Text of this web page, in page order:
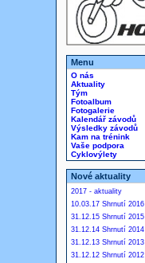
Menu
O nás
Aktuality
Tým
Fotoalbum
Fotogalerie
Kalendář závodů
Výsledky závodů
Kam na trénink
Vaše podpora
Cyklovýlety
Nové aktuality
2017 - aktuality
10.03.17 Shrnutí 2016
31.12.15 Shrnutí 2015
31.12.14 Shrnutí 2014
31.12.13 Shrnutí 2013
31.12.12 Shrnutí 2012